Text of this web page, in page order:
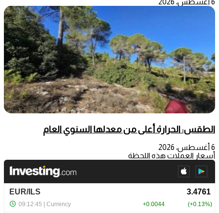
6 أغسطس، 2026
الطقس: الحرارة أعلى من معدلها السنوي العام
6 أغسطس، 2026
أسعار العملات هذه اللحظة